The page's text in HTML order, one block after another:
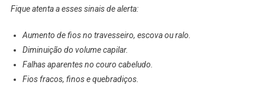
Fique atenta a esses sinais de alerta:
Aumento de fios no travesseiro, escova ou ralo.
Diminuição do volume capilar.
Falhas aparentes no couro cabeludo.
Fios fracos, finos e quebradiços.